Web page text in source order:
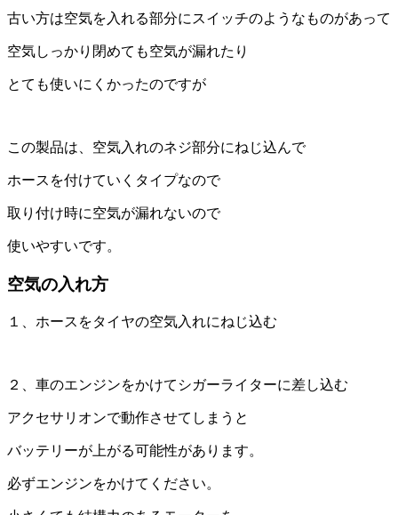
古い方は空気を入れる部分にスイッチのようなものがあって
空気しっかり閉めても空気が漏れたり
とても使いにくかったのですが
この製品は、空気入れのネジ部分にねじ込んで
ホースを付けていくタイプなので
取り付け時に空気が漏れないので
使いやすいです。
空気の入れ方
１、ホースをタイヤの空気入れにねじ込む
２、車のエンジンをかけてシガーライターに差し込む
アクセサリオンで動作させてしまうと
バッテリーが上がる可能性があります。
必ずエンジンをかけてください。